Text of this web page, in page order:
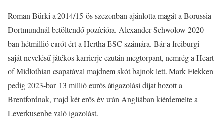
Roman Bürki a 2014/15-ös szezonban ajánlotta magát a Borussia
Dortmundnál betöltendő pozícióra. Alexander Schwolow 2020-
ban hétmillió eurót ért a Hertha BSC számára. Bár a freiburgi
saját nevelésű játékos karrierje ezután megtorpant, nemrég a Heart
of Midlothian csapatával majdnem skót bajnok lett. Mark Flekken
pedig 2023-ban 13 millió eurós átigazolási díjat hozott a
Brentfordnak, majd két erős év után Angliában kiérdemelte a
Leverkusenbe való igazolást.